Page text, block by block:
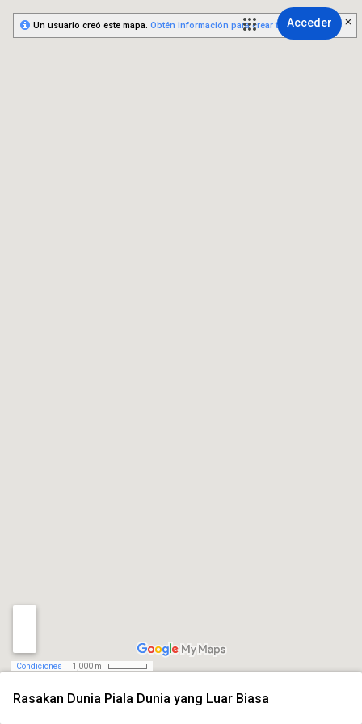
Acceder
Rasakan Dunia Piala Dunia yang Luar Biasa
Condiciones 1,000 mi
Un usuario creó este mapa. Obtén información para crear tu propio mapa.